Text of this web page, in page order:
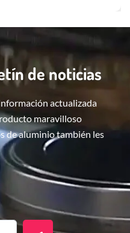
de noticias
actualizada
maravilloso
de aluminio también les